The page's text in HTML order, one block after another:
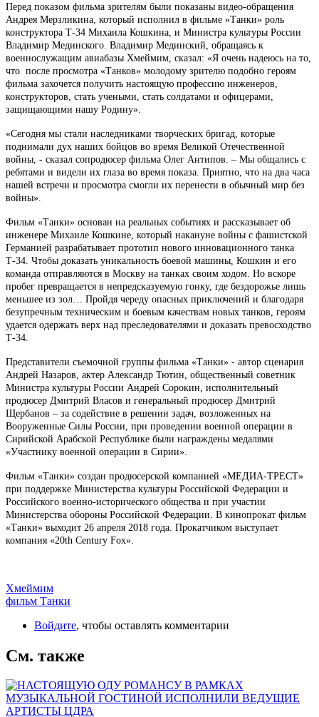
Перед показом фильма зрителям были показаны видео-обращения
Андрея Мерзликина, который исполнил в фильме «Танки» роль
конструктора Т-34 Михаила Кошкина, и Министра культуры России
Владимир Мединского. Владимир Мединский, обращаясь к
военнослужащим авиабазы Хмеймим, сказал: «Я очень надеюсь на то,
что после просмотра «Танков» молодому зрителю подобно героям
фильма захочется получить настоящую профессию инженеров,
конструкторов, стать учеными, стать солдатами и офицерами,
защищающими нашу Родину».
«Сегодня мы стали наследниками творческих бригад, которые
поднимали дух наших бойцов во время Великой Отечественной
войны, - сказал сопродюсер фильма Олег Антипов. – Мы общались с
ребятами и видели их глаза во время показа. Приятно, что на два часа
нашей встречи и просмотра смогли их перенести в обычный мир без
войны».
Фильм «Танки» основан на реальных событиях и рассказывает об
инженере Михаиле Кошкине, который накануне войны с фашистской
Германией разрабатывает прототип нового инновационного танка
Т-34. Чтобы доказать уникальность боевой машины, Кошкин и его
команда отправляются в Москву на танках своим ходом. Но вскоре
пробег превращается в непредсказуемую гонку, где бездорожье лишь
меньшее из зол… Пройдя череду опасных приключений и благодаря
безупречным техническим и боевым качествам новых танков, героям
удается одержать верх над преследователями и доказать превосходство
Т-34.
Представители съемочной группы фильма «Танки» - автор сценария
Андрей Назаров, актер Александр Тютин, общественный советник
Министра культуры России Андрей Сорокин, исполнительный
продюсер Дмитрий Власов и генеральный продюсер Дмитрий
Щербанов – за содействие в решении задач, возложенных на
Вооруженные Силы России, при проведении военной операции в
Сирийской Арабской Республике были награждены медалями
«Участнику военной операции в Сирии».
Фильм «Танки» создан продюсерской компанией «МЕДИА-ТРЕСТ»
при поддержке Министерства культуры Российской Федерации и
Российского военно-исторического общества и при участии
Министерства обороны Российской Федерации. В кинопрокат фильм
«Танки» выходит 26 апреля 2018 года. Прокатчиком выступает
компания «20th Century Fox».
Хмеймим
фильм Танки
Войдите, чтобы оставлять комментарии
См. также